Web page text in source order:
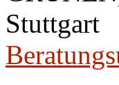
Stuttgart